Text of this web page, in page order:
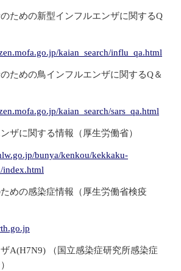
のための新型インフルエンザに関するQ
kaian_search/influ_qa.html
のための鳥インフルエンザに関するQ＆
kaian_search/sars_qa.html
ザに関する情報（厚生労働省）
bunya/kenkou/kekkaku-
index.html
めの感染症情報（厚生労働省検疫
A(H7N9) （国立感染症研究所感染症